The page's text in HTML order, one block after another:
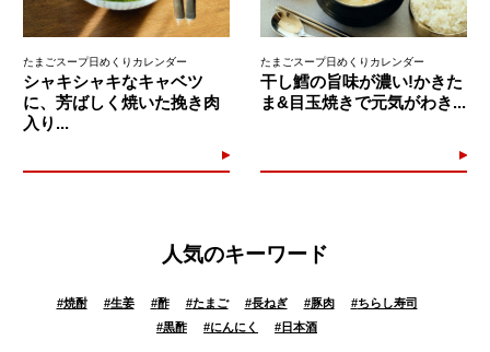
たまごスープ日めくりカレンダー
シャキシャキなキャベツ
に、芳ばしく焼いた挽き肉
入り...
たまごスープ日めくりカレンダー
干し鱈の旨味が濃い!かきた
ま&目玉焼きで元気がわき...
人気のキーワード
#焼酎 #生姜 #酢 #たまご #長ねぎ #豚肉 #ちらし寿司
#黒酢 #にんにく # 日本酒